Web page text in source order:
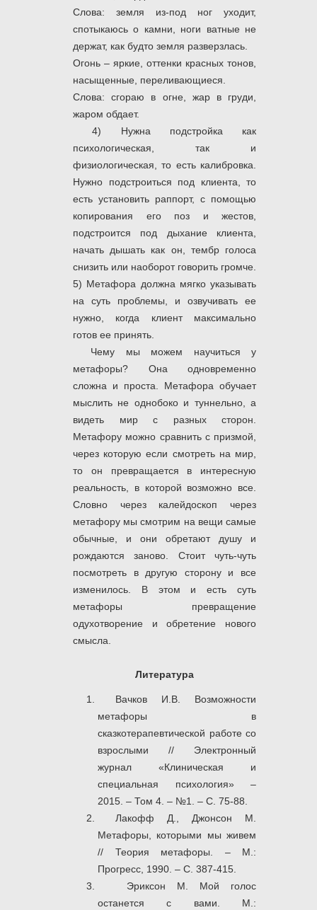
Слова: земля из-под ног уходит,
спотыкаюсь о камни, ноги ватные не
держат, как будто земля разверзлась.
Огонь – яркие, оттенки красных тонов,
насыщенные, переливающиеся.
Слова: сгораю в огне, жар в груди,
жаром обдает.
4) Нужна подстройка как
психологическая, так и
физиологическая, то есть калибровка.
Нужно подстроиться под клиента, то
есть установить раппорт, с помощью
копирования его поз и жестов,
подстроится под дыхание клиента,
начать дышать как он, тембр голоса
снизить или наоборот говорить громче.
5) Метафора должна мягко указывать
на суть проблемы, и озвучивать ее
нужно, когда клиент максимально
готов ее принять.
Чему мы можем научиться у
метафоры? Она одновременно
сложна и проста. Метафора обучает
мыслить не однобоко и туннельно, а
видеть мир с разных сторон.
Метафору можно сравнить с призмой,
через которую если смотреть на мир,
то он превращается в интересную
реальность, в которой возможно все.
Словно через калейдоскоп через
метафору мы смотрим на вещи самые
обычные, и они обретают душу и
рождаются заново. Стоит чуть-чуть
посмотреть в другую сторону и все
изменилось. В этом и есть суть
метафоры превращение
одухотворение и обретение нового
смысла.
Литература
Вачков И.В. Возможности
метафоры в
сказкотерапевтической работе со
взрослыми // Электронный
журнал «Клиническая и
специальная психология» –
2015. – Том 4. – №1. – С. 75-88.
Лакофф Д., Джонсон М.
Метафоры, которыми мы живем
// Теория метафоры. – М.:
Прогресс, 1990. – С. 387-415.
Эриксон М. Мой голос
останется с вами. М.: